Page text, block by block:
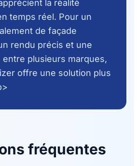
la réalité
temps réel. Pour un
de façade
rendu précis et une
entre plusieurs marques,
offre une solution plus
fréquentes